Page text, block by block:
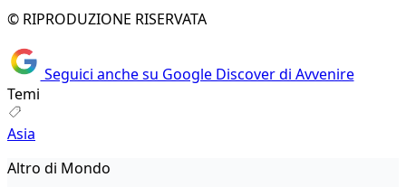
© RIPRODUZIONE RISERVATA
Seguici anche su Google Discover di Avvenire
Temi
Asia
Altro di Mondo